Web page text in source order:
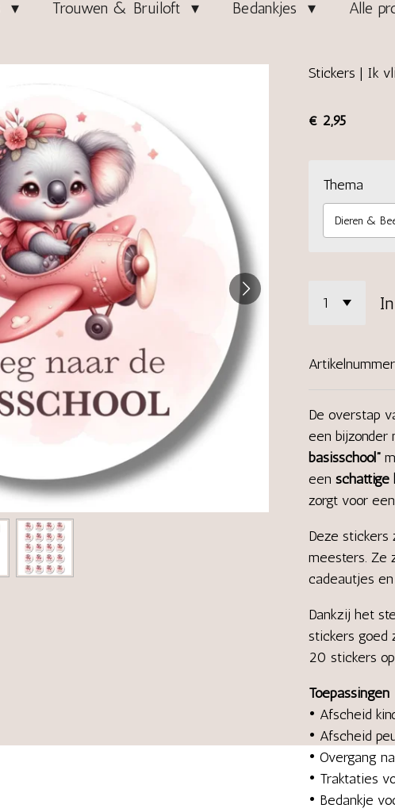
Trouwen & Bruiloft Bedankjes Alle
Stickers | Ik
€ 2,95
Thema
Dieren &
De overstap
een bijzonder
basisschool”
een schattige
zorgt voor
Deze
meesters. Ze
cadeautjes
Dankzij het
stickers goed
20 stickers
Toepassingen
• Afscheid
• Afscheid
• Overgang
• Traktaties
• Bedankje